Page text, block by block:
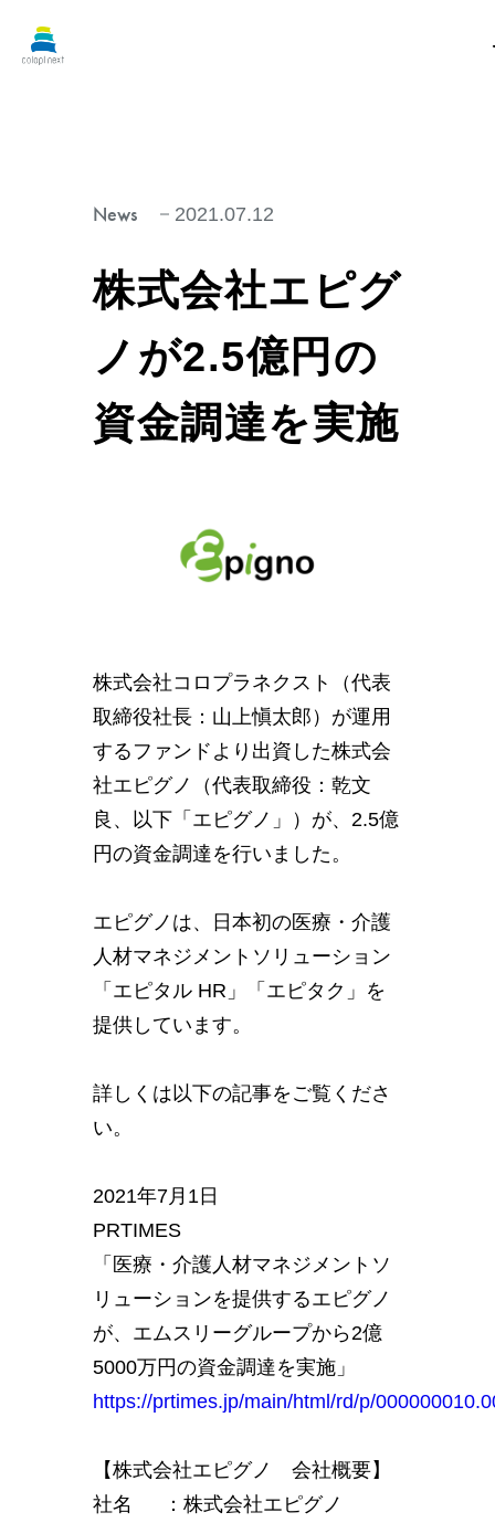
News 2021.07.12
株式会社エピグ
ノが2.5億円の
資金調達を実施
株式会社コロプラネクスト（代表
取締役社長：山上愼太郎）が運用
するファンドより出資した株式会
社エピグノ（代表取締役：乾文
良、以下「エピグノ」）が、2.5億
円の資金調達を行いました。
エピグノは、日本初の医療・介護
人材マネジメントソリューション
「エピタル HR」「エピタク」を
提供しています。
詳しくは以下の記事をご覧くださ
い。
2021年7月1日
PRTIMES
「医療・介護人材マネジメントソ
リューションを提供するエピグノ
が、エムスリーグループから2億
5000万円の資金調達を実施」
https://prtimes.jp/main/html/rd/p/
【株式会社エピグノ 会社概要】
社名 ：株式会社エピグノ